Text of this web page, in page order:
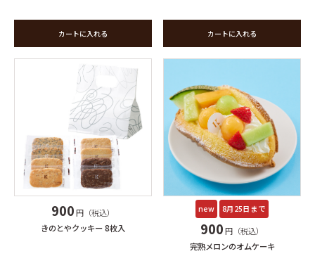
カートに入れる カートに入れる
900円（税込）
きのとやクッキー 8枚入
new 8月25日まで
900円（税込）
完熟メロンのオムケーキ